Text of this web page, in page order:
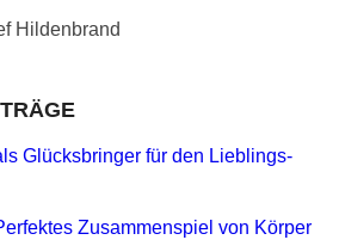
Hildenbrand
Glücksbringer für den Lieblings-
Zusammenspiel von Körper